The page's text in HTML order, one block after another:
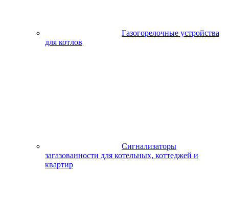
Газогорелочные устройства
для котлов
Сигнализаторы
загазованности для котельных, коттеджей и
квартир